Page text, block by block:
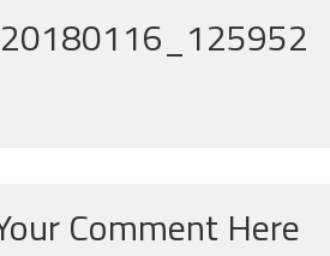
Comment Here